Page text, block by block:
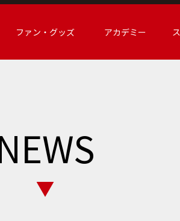
ファン・グッズ アカデミー